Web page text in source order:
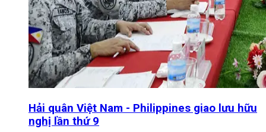
Hải quân Việt Nam - Philippines giao lưu hữu
nghị lần thứ 9